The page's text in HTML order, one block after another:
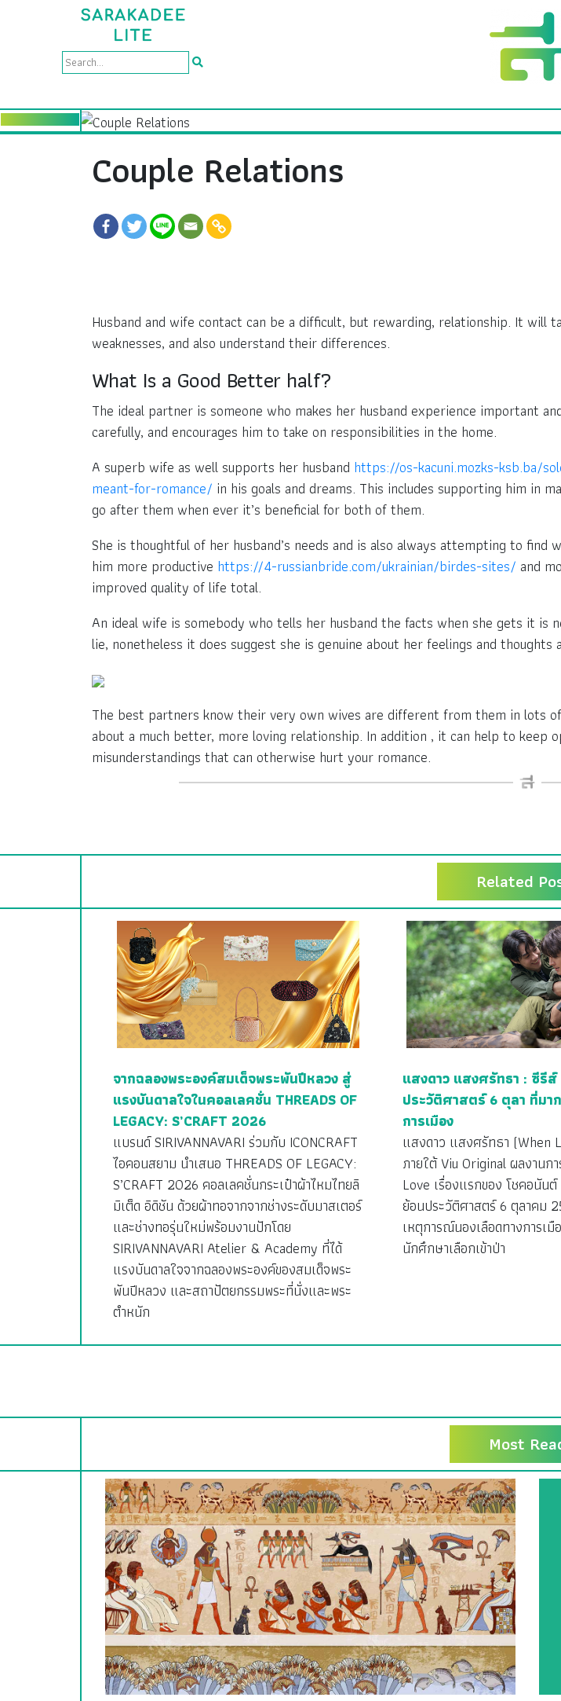
Couple Relations
Husband and wife contact can be a difficult, but rewarding, relationship. It will
weaknesses, and also understand their differences.
What Is a Good Better half?
The ideal partner is someone who makes her husband experience important
carefully, and encourages him to take on responsibilities in the home.
A superb wife as well supports her husband https://os-kacuni.mozks-ksb.ba/
meant-for-romance/ in his goals and dreams. This includes supporting him in
go after them when ever it’s beneficial for both of them.
She is thoughtful of her husband’s needs and is also always attempting to
him more productive https://4-russianbride.com/ukrainian/birdes-sites/ and
improved quality of life total.
An ideal wife is somebody who tells her husband the facts when she gets it is
lie, nonetheless it does suggest she is genuine about her feelings and
The best partners know their very own wives are different from them in lots
about a much better, more loving relationship. In addition , it can help to keep
misunderstandings that can otherwise hurt your romance.
Related
จากฉลองพระองค์สมเด็จพระพันปีหลวง สู่
แรงบันดาลใจในคอลเลคชั่น THREADS OF
LEGACY: S’CRAFT 2026
แบรนด์ SIRIVANNAVARI ร่วมกับ ICONCRAFT
ไอคอนสยาม นำเสนอ THREADS OF LEGACY:
S’CRAFT 2026 คอลเลคชั่นกระเป๋าผ้าไหมไทยลิ
มิเต็ด อิดิชัน ด้วยผ้าทอจากจากช่างระดับมาสเตอร์
และช่างทอรุ่นใหม่พร้อมงานปักโดย
SIRIVANNAVARI Atelier & Academy ที่ได้
แรงบันดาลใจจากฉลองพระองค์ของสมเด็จพระ
พันปีหลวง และสถาปัตยกรรมพระที่นั่งและพระ
ตำหนัก
แสงดาว แสงศรัทธา : ซีรีส์
ประวัติศาสตร์ 6 ตุลา ที่มา
การเมือง
แสงดาว แสงศรัทธา (When
ภายใต้ Viu Original ผลงานก
Love เรื่องแรกของ โชคอนัน
ย้อนประวัติศาสตร์ 6 ตุลาคม
เหตุการณ์นองเลือดทางการเ
นักศึกษาเลือกเข้าป่า
Most